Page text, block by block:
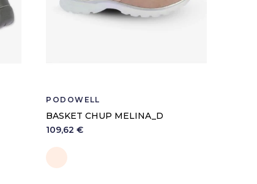
PODOWELL
BASKET CHUP MELINA_D
109,62 €